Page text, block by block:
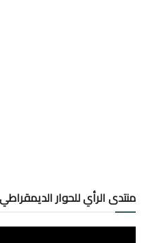
منتدى الرأي للحوار